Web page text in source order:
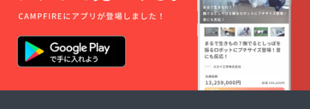
（※「卵
・乳・
小麦・
えび・
かに」
品も取
早めに
お召し
上がり
下さ
い）冷
場合も
なるべ
くお早
みたい
なら
「冷凍
便」で
の配送
オスス
メしま
す。発
月・
前々月
と異な
る部
位）４
届いて
すぐに
お召し